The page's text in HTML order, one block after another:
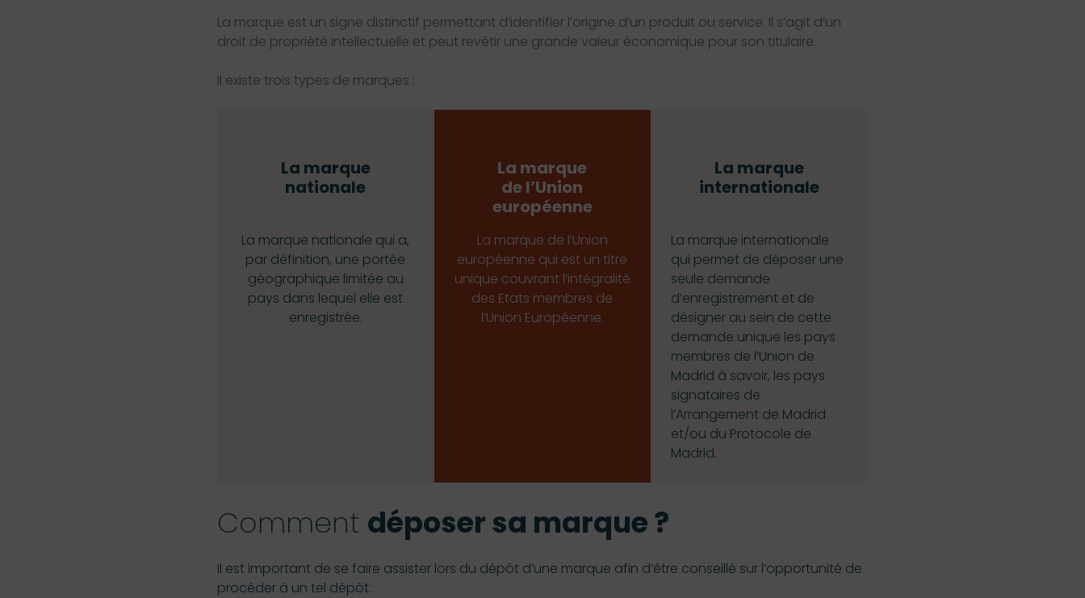
La marque est un signe distinctif permettant d’identifier l’origine d’un produit ou service. Il s’agit d’un
droit de propriété intellectuelle et peut revêtir une grande valeur économique pour son titulaire.
Il existe trois types de marques :
La marque
nationale
La marque nationale qui a,
par définition, une portée
géographique limitée au
pays dans lequel elle est
enregistrée.
La marque
de l’Union
européenne
La marque de l’Union
européenne qui est un titre
unique couvrant l’intégralité
des Etats membres de
l’Union Européenne.
La marque
internationale
La marque internationale
qui permet de déposer une
seule demande
d’enregistrement et de
désigner au sein de cette
demande unique les pays
membres de l’Union de
Madrid à savoir, les pays
signataires de
l’Arrangement de Madrid
et/ou du Protocole de
Madrid.
Comment déposer sa marque ?
Il est important de se faire assister lors du dépôt d’une marque afin d’être conseillé sur l’opportunité de
procéder à un tel dépôt.